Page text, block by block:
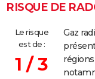
RISQUE DE
Le risque
est de :
1 / 3
Gaz